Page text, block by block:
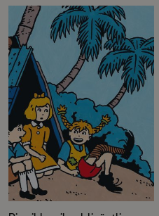
exemplar, sk Samizdat, via
Kalla kriget på 80-talet.
Laurie Halse Anderson, 2023
Memorial Award,